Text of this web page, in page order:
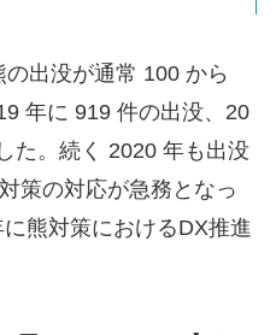
出没が通常 100 から
年に 919 件の出没、20
た。続く 2020 年も出没
策の対応が急務となっ
熊対策におけるDX推進